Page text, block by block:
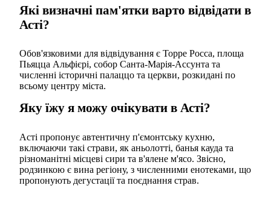
Які визначні пам'ятки варто відвідати в
Асті?
Обов'язковими для відвідування є Торре Росса, площа
Пьяцца Альфієрі, собор Санта-Марія-Ассунта та
численні історичні палаццо та церкви, розкидані по
всьому центру міста.
Яку їжу я можу очікувати в Асті?
Асті пропонує автентичну п'ємонтську кухню,
включаючи такі страви, як аньолотті, банья кауда та
різноманітні місцеві сири та в'ялене м'ясо. Звісно,
родзинкою є вина регіону, з численними енотеками, що
пропонують дегустації та поєднання страв.